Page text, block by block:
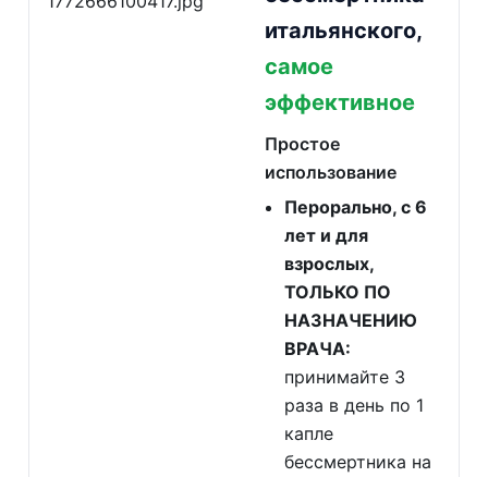
итальянского,
самое
эффективное
Простое
использование
Перорально, с 6
лет и для
взрослых,
ТОЛЬКО ПО
НАЗНАЧЕНИЮ
ВРАЧА:
принимайте 3
раза в день по 1
капле
бессмертника на